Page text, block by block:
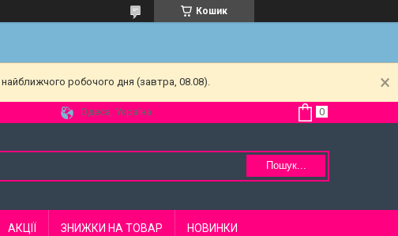
Кошик
робочого дня (завтра, 08.08).
Одеса, Україна
Пошук...
АКЦІЇ ЗНИЖКИ НА ТОВАР НОВИНКИ